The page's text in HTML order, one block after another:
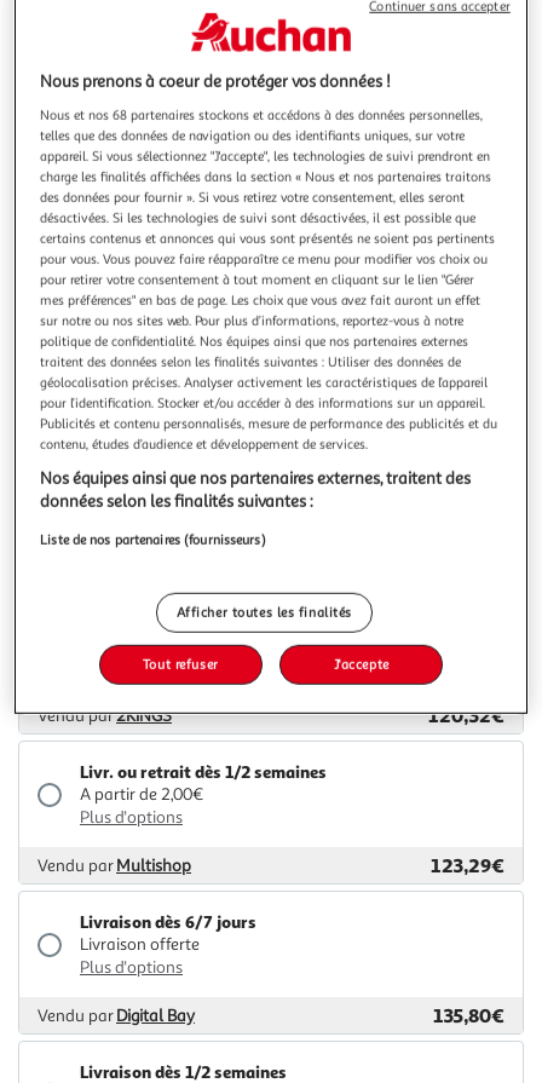
précédentesuivante
4.7 (6)
CANON
Bague d'adaptation bague d'adaptation ef - eos r
Sous catégorie access photo : Accessoire objectif et filtre
Type : Bague d'adaptation Type : Bague d'adaptation
Compatible : Appareil photo
En savoir +
Vendu parBoulanger
Livr. ou retrait dès 8/9 jours
Livraison et retrait offerts
Plus d'options
Vendu par Boulanger 99,99€
Livraison dès 5/6 jours
Livraison offerte
Livraison dès 7/8 jours
4,99€
Plus d'options
Vendu par2KINGS 120,32€
Livr. ou retrait dès 1/2 semaines
A partir de 2,00€
Plus d'options
Vendu parMultishop 123,29€
Livraison dès 6/7 jours
Livraison offerte
Plus d'options
Vendu parDigital Bay 135,80€
Livraison dès 1/2 semaines
Nous prenons à coeur de protéger vos données !
Nous et nos 68 partenaires stockons et accédons à des données personnelles,
telles que des données de navigation ou des identifiants uniques, sur votre
appareil. Si vous sélectionnez "J'accepte", les technologies de suivi prendront en
charge les finalités affichées dans la section « Nous et nos partenaires traitons
des données pour fournir ». Si vous retirez votre consentement, elles seront
désactivées. Si les technologies de suivi sont désactivées, il est possible que
certains contenus et annonces qui vous sont présentés ne soient pas pertinents
pour vous. Vous pouvez faire réapparaître ce menu pour modifier vos choix ou
pour retirer votre consentement à tout moment en cliquant sur le lien "Gérer
mes préférences" en bas de page. Les choix que vous avez fait auront un effet
sur notre ou nos sites web. Pour plus d’informations, reportez-vous à notre
politique de confidentialité. Nos équipes ainsi que nos partenaires externes
traitent des données selon les finalités suivantes : Utiliser des données de
géolocalisation précises. Analyser activement les caractéristiques de l’appareil
pour l’identification. Stocker et/ou accéder à des informations sur un appareil.
Publicités et contenu personnalisés, mesure de performance des publicités et du
contenu, études d’audience et développement de services.
Nos équipes ainsi que nos partenaires externes, traitent des
données selon les finalités suivantes :
Liste de nos partenaires (fournisseurs)
Afficher toutes les finalités
Tout refuser J'accepte
Continuer sans accepter